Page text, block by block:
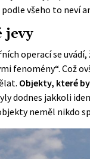
všeho to neví
jevy
operací se
fenomény“. Což
Objekty, které
dodnes jakkoli
neměl nikdo